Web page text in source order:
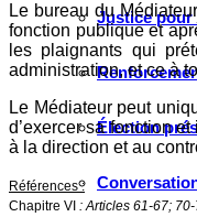
Justice pour
Élection
Le bureau du
fonction publique et
les plaignants qui
administration, et ce à
Le Médiateur peut
d’exercer sa fonction
à la direction et au
Références :
Chapitre VI : Articles 61-67;